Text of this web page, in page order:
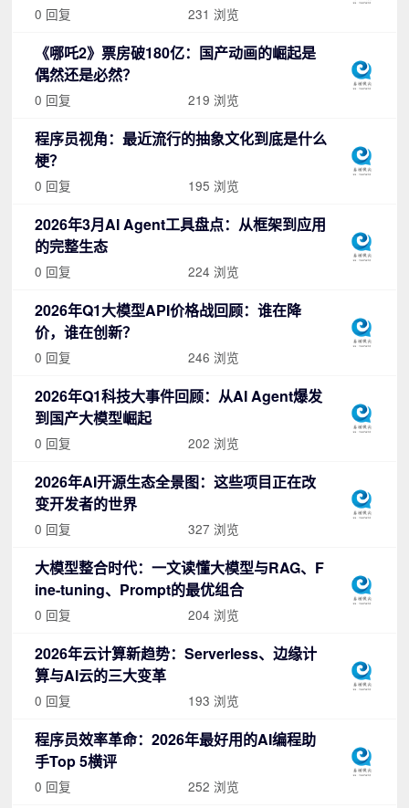
0 回复 231 浏览
《哪吒2》票房破180亿：国产动画的崛起是
偶然还是必然？
0 回复 219 浏览
程序员视角：最近流行的抽象文化到底是什么
梗？
0 回复 195 浏览
2026年3月AI Agent工具盘点：从框架到应用
的完整生态
0 回复 224 浏览
2026年Q1大模型API价格战回顾：谁在降
价，谁在创新？
0 回复 246 浏览
2026年Q1科技大事件回顾：从AI Agent爆发
到国产大模型崛起
0 回复 202 浏览
2026年AI开源生态全景图：这些项目正在改
变开发者的世界
0 回复 327 浏览
大模型整合时代：一文读懂大模型与RAG、F
ine-tuning、Prompt的最优组合
0 回复 204 浏览
2026年云计算新趋势：Serverless、边缘计
算与AI云的三大变革
0 回复 193 浏览
程序员效率革命：2026年最好用的AI编程助
手Top 5横评
0 回复 252 浏览